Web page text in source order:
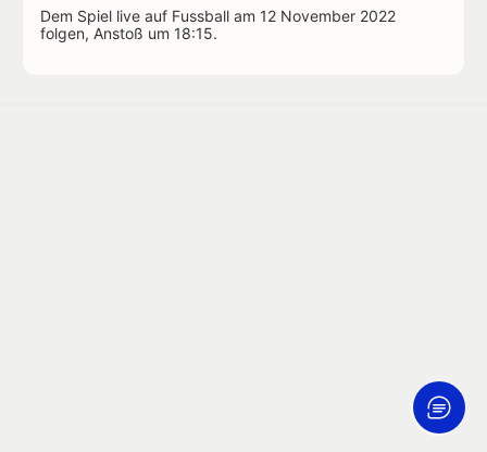
Dem Spiel live auf Fussball am 12 November 2022
folgen, Anstoß um 18:15.